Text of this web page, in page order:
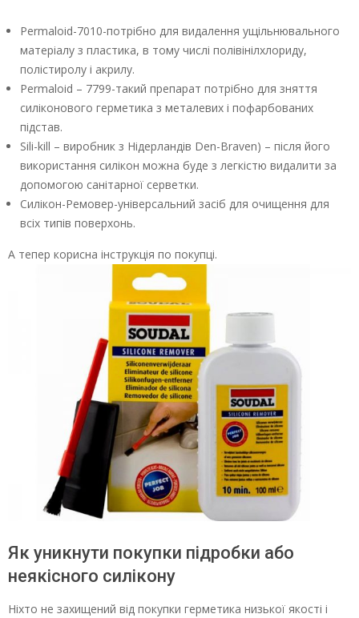
Реrmаlоid-7010-потрібно для видалення ущільнювального
матеріалу з пластика, в тому числі полівінілхлориду,
полістиролу і акрилу.
Реrmаlоid – 7799-такий препарат потрібно для зняття
силіконового герметика з металевих і пофарбованих
підстав.
Sili-kill – виробник з Нідерландів Dеn-Вrаvеn) – після його
використання силікон можна буде з легкістю видалити за
допомогою санітарної серветки.
Силікон-Ремовер-універсальний засіб для очищення для
всіх типів поверхонь.
А тепер корисна інструкція по покупці.
Як уникнути покупки підробки або
неякісного силікону
Ніхто не захищений від покупки герметика низької якості і